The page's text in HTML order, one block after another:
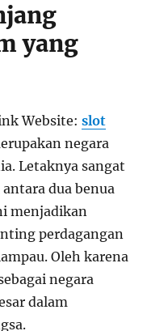
yang
Website:slot
negara
Letaknya sangat
dua benua
menjadikan
perdagangan
Oleh karena
negara
dalam